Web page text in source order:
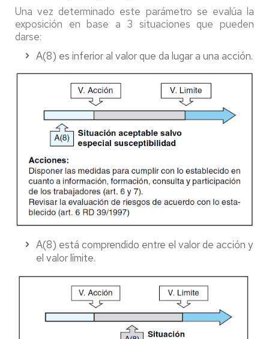
Una vez determinado este parámetro se evalúa la
exposición en base a 3 situaciones que pueden
darse:
A(8) es inferior al valor que da lugar a una acción.
A(8) está comprendido entre el valor de acción y
el valor límite.